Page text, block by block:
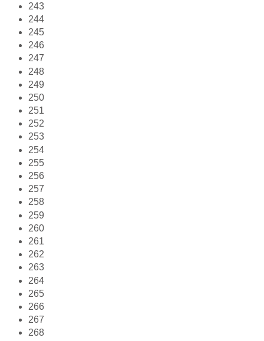
243
244
245
246
247
248
249
250
251
252
253
254
255
256
257
258
259
260
261
262
263
264
265
266
267
268